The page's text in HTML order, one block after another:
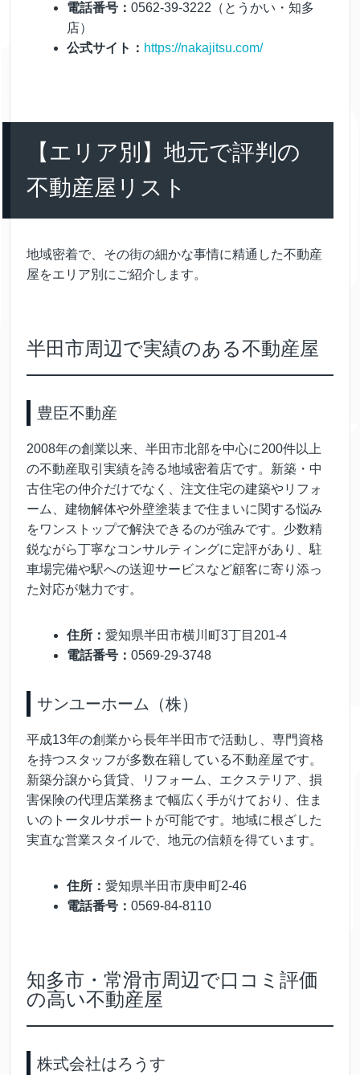
電話番号： 0562-39-3222（とうかい・知多
店）
公式サイト： https://nakajitsu.com/
【エリア別】地元で評判の
不動産屋リスト
地域密着で、その街の細かな事情に精通した不動産
屋をエリア別にご紹介します。
半田市周辺で実績のある不動産屋
豊臣不動産
2008年の創業以来、半田市北部を中心に200件以上
の不動産取引実績を誇る地域密着店です。新築・中
古住宅の仲介だけでなく、注文住宅の建築やリフォ
ーム、建物解体や外壁塗装まで住まいに関する悩み
をワンストップで解決できるのが強みです。少数精
鋭ながら丁寧なコンサルティングに定評があり、駐
車場完備や駅への送迎サービスなど顧客に寄り添っ
た対応が魅力です。
住所： 愛知県半田市横川町3丁目201-4
電話番号： 0569-29-3748
サンユーホーム（株）
平成13年の創業から長年半田市で活動し、専門資格
を持つスタッフが多数在籍している不動産屋です。
新築分譲から賃貸、リフォーム、エクステリア、損
害保険の代理店業務まで幅広く手がけており、住ま
いのトータルサポートが可能です。地域に根ざした
実直な営業スタイルで、地元の信頼を得ています。
住所： 愛知県半田市庚申町2-46
電話番号： 0569-84-8110
知多市・常滑市周辺で口コミ評価
の高い不動産屋
株式会社はろうす